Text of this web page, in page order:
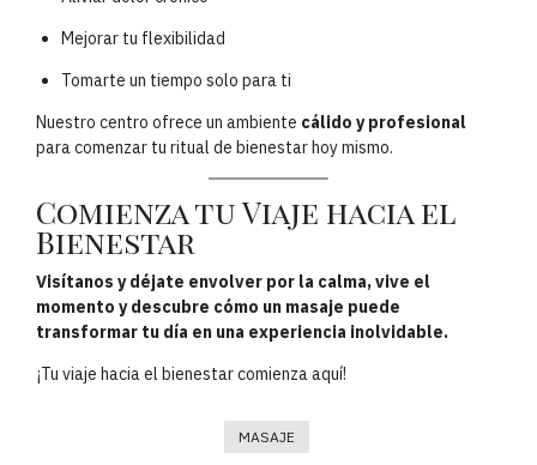
Mejorar tu flexibilidad
Tomarte un tiempo solo para ti
Nuestro centro ofrece un ambiente cálido y profesional
para comenzar tu ritual de bienestar hoy mismo.
Comienza tu Viaje hacia el
Bienestar
Visítanos y déjate envolver por la calma, vive el
momento y descubre cómo un masaje puede
transformar tu día en una experiencia inolvidable.
¡Tu viaje hacia el bienestar comienza aquí!
MASAJE